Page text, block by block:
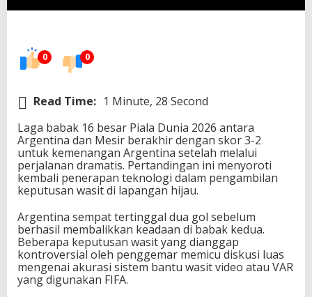
m
v
r
s
i
W
a
s
L
a
g
a
A
r
0 0
Read Time: 1 Minute, 28 Second
Laga babak 16 besar Piala Dunia 2026 antara
Argentina dan Mesir berakhir dengan skor 3-2
untuk kemenangan Argentina setelah melalui
perjalanan dramatis. Pertandingan ini menyoroti
kembali penerapan teknologi dalam pengambilan
keputusan wasit di lapangan hijau.
Argentina sempat tertinggal dua gol sebelum
berhasil membalikkan keadaan di babak kedua.
Beberapa keputusan wasit yang dianggap
kontroversial oleh penggemar memicu diskusi luas
mengenai akurasi sistem bantu wasit video atau VAR
yang digunakan FIFA.